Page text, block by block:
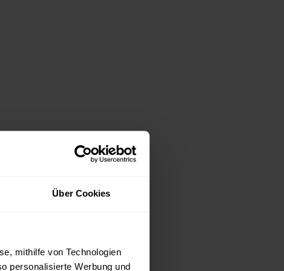
Über Cookies
mithilfe von Technologien
personalisierte Werbung und